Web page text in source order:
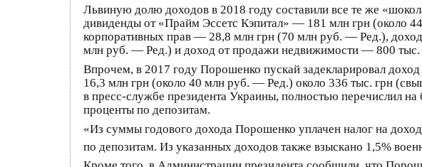
Львиную долю доходов в 2018 году составили все те же
дивиденды от «Прайм Эссетс Кэпитал» — 181 млн грн (около
корпоративных прав — 28,8 млн грн (70 млн руб. — Ред.),
млн руб. — Ред.) и доход от продажи недвижимости — 800
Впрочем, в 2017 году Порошенко пускай задекларировал
16,3 млн грн (около 40 млн руб. — Ред.) около 336 тыс. грн
в пресс-службе президента Украины, полностью перечислил
проценты по депозитам.
«Из суммы годового дохода Порошенко уплачен налог на
по депозитам. Из указанных доходов также взыскано 1,5%